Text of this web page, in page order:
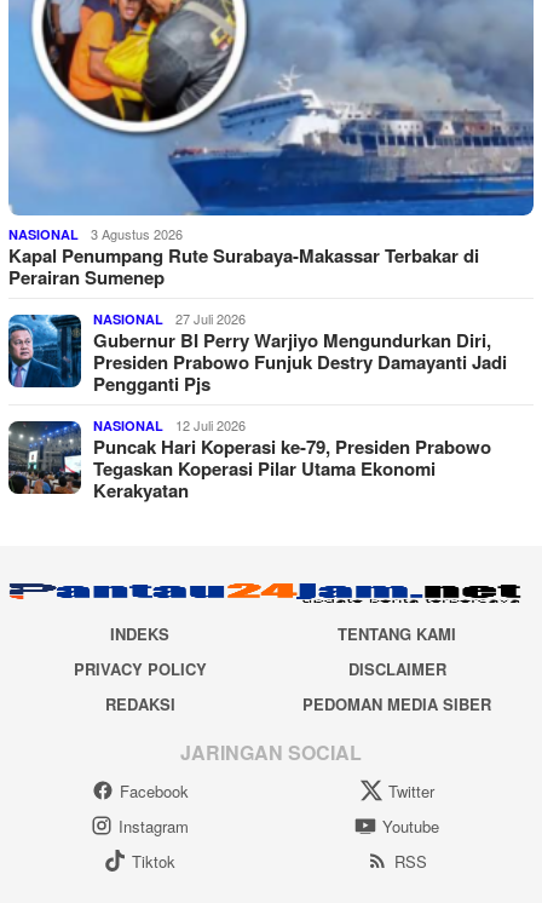
NASIONAL 3 Agustus 2026
Kapal Penumpang Rute Surabaya-Makassar Terbakar di
Perairan Sumenep
NASIONAL 27 Juli 2026
Gubernur BI Perry Warjiyo Mengundurkan Diri,
Presiden Prabowo Funjuk Destry Damayanti Jadi
Pengganti Pjs
NASIONAL 12 Juli 2026
Puncak Hari Koperasi ke-79, Presiden Prabowo
Tegaskan Koperasi Pilar Utama Ekonomi
Kerakyatan
INDEKS
TENTANG KAMI
PRIVACY POLICY
DISCLAIMER
REDAKSI
PEDOMAN MEDIA SIBER
JARINGAN SOCIAL
Facebook
Twitter
Instagram
Youtube
Tiktok
RSS